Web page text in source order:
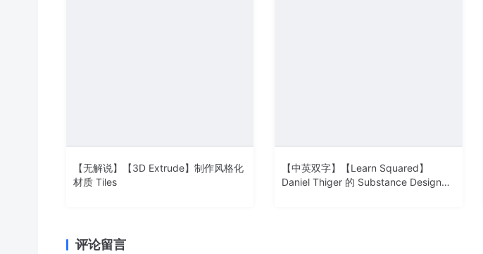
【无解说】【3D Extrude】制作风格化
材质 Tiles
【中英双字】【Learn Squared】
Daniel Thiger 的 Substance Designer
评论留言